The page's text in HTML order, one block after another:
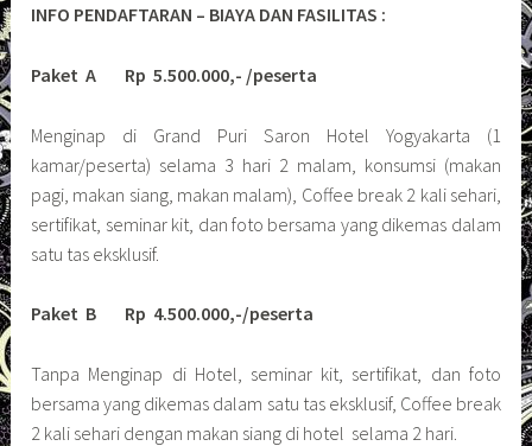
INFO PENDAFTARAN – BIAYA DAN FASILITAS :
Paket A Rp 5.500.000,- /peserta
Menginap di Grand Puri Saron Hotel Yogyakarta (1
kamar/peserta) selama 3 hari 2 malam, konsumsi (makan
pagi, makan siang, makan malam), Coffee break 2 kali sehari,
sertifikat, seminar kit, dan foto bersama yang dikemas dalam
satu tas eksklusif.
Paket B Rp 4.500.000,-/peserta
Tanpa Menginap di Hotel, seminar kit, sertifikat, dan foto
bersama yang dikemas dalam satu tas eksklusif, Coffee break
2 kali sehari dengan makan siang di hotel selama 2 hari.